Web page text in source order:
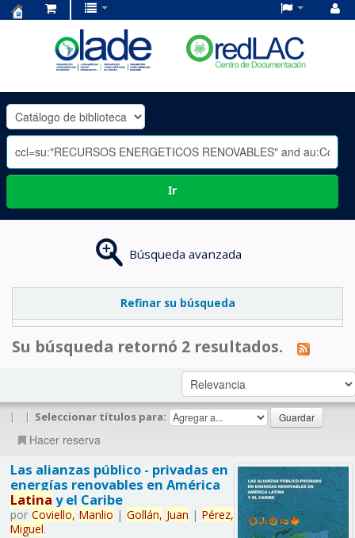
OLADE
-
Ir
Búsqueda avanzada
Refinar su búsqueda
Su búsqueda retornó 2 resultados.
| | Seleccionar títulos para:
Hacer reserva
Las alianzas público - privadas en
energías renovables en América
Latina y el Caribe
por Coviello, Manlio | Gollán, Juan | Pérez,
Miguel.